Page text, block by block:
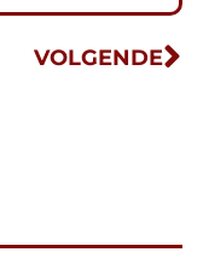
VOLGENDE